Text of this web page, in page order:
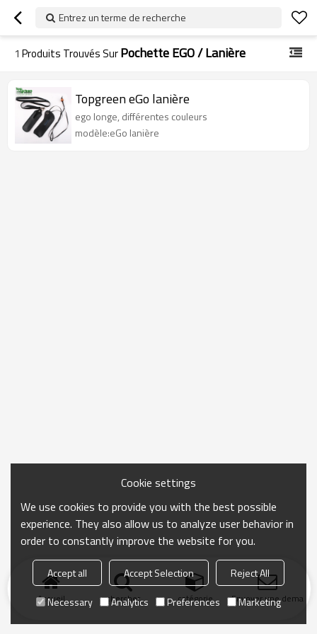
Entrez un terme de recherche
1 Produits Trouvés SurPochette EGO / Lanière
Topgreen eGo lanière
ego longe, différentes couleurs
modèle:eGo lanière
Accueil chercher catégorie Envoyer une
Cookie settings
We use cookies to provide you with the best possible
experience. They also allow us to analyze user behavior in
order to constantly improve the website for you.
Accept all Accept Selection
Reject All
Necessary
Analytics Preferences Marketing